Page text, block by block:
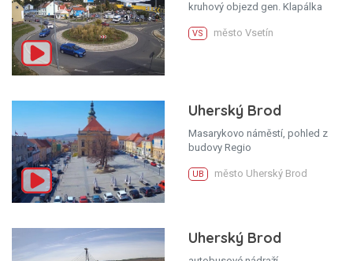
kruhový objezd gen. Klapálka
VS město Vsetín
Uherský Brod
Masarykovo náměstí, pohled z
budovy Regio
UB město Uherský Brod
Uherský Brod